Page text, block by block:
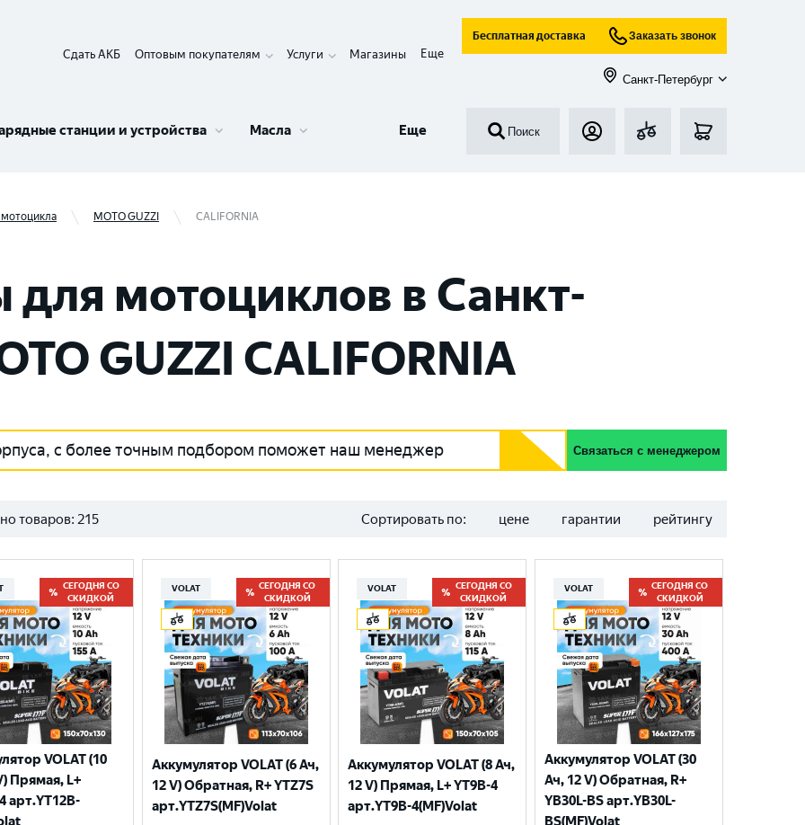
Сдать АКБ Оптовым покупателям Услуги Магазины Еще
Бесплатная доставка Заказать звонок
Санкт-Петербург
станции и устройства Масла Еще Поиск
MOTO GUZZI CALIFORNIA
мотоциклов в Санкт-
GUZZI CALIFORNIA
с более точным подбором поможет наш менеджер Связаться с менеджером
товаров: 215 Сортировать по: цене гарантии рейтингу
СЕГОДНЯ СО
СКИДКОЙ
VOLAT (10
Прямая, L+
арт.YT12B-
VOLAT
СЕГОДНЯ СО
СКИДКОЙ
Аккумулятор VOLAT (6 Ач,
12 V) Обратная, R+ YTZ7S
арт.YTZ7S(MF)Volat
VOLAT
СЕГОДНЯ СО
СКИДКОЙ
Аккумулятор VOLAT (8 Ач,
12 V) Прямая, L+ YT9B-4
арт.YT9B-4(MF)Volat
VOLAT
СЕГОДНЯ СО
СКИДКОЙ
Аккумулятор VOLAT (30
Ач, 12 V) Обратная, R+
YB30L-BS арт.YB30L-
BS(MF)Volat